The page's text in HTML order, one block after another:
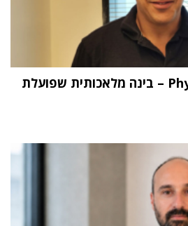
"העתיד הוא Physical AI – בינה מלאכותית שפועלת